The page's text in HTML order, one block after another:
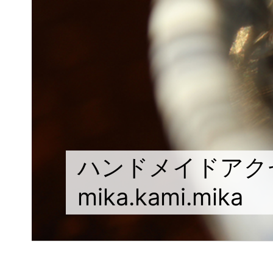
ハンドメイドア
mika.kami.mika